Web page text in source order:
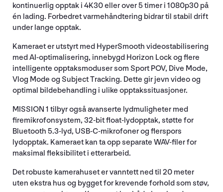
kontinuerlig opptak i 4K30 eller over 5 timer i 1080p30 på
én lading. Forbedret varmehåndtering bidrar til stabil drift
under lange opptak.
Kameraet er utstyrt med HyperSmooth videostabilisering
med AI-optimalisering, innebygd Horizon Lock og flere
intelligente opptaksmoduser som Sport POV, Dive Mode,
Vlog Mode og Subject Tracking. Dette gir jevn video og
optimal bildebehandling i ulike opptakssituasjoner.
MISSION 1 tilbyr også avanserte lydmuligheter med
firemikrofonsystem, 32-bit float-lydopptak, støtte for
Bluetooth 5.3-lyd, USB-C-mikrofoner og flerspors
lydopptak. Kameraet kan ta opp separate WAV-filer for
maksimal fleksibilitet i etterarbeid.
Det robuste kamerahuset er vanntett ned til 20 meter
uten ekstra hus og bygget for krevende forhold som støv,